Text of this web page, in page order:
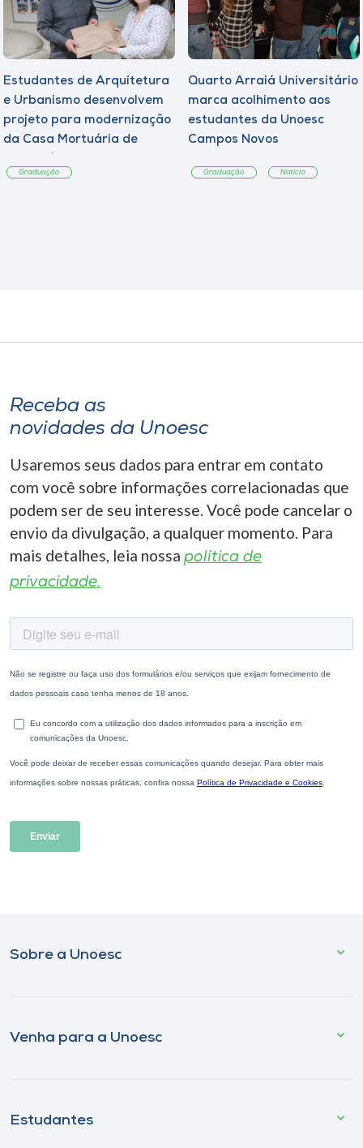
Estudantes de Arquitetura
e Urbanismo desenvolvem
projeto para modernização
da Casa Mortuária de
Graduação
Quarto Arraiá Universitário
marca acolhimento aos
estudantes da Unoesc
Campos Novos
Graduação Notícia
Receba as
novidades da Unoesc
Usaremos seus dados para entrar em contato
com você sobre informações correlacionadas que
podem ser de seu interesse. Você pode cancelar o
envio da divulgação, a qualquer momento. Para
mais detalhes, leia nossa política de
privacidade.
Sobre a Unoesc
Venha para a Unoesc
Estudantes